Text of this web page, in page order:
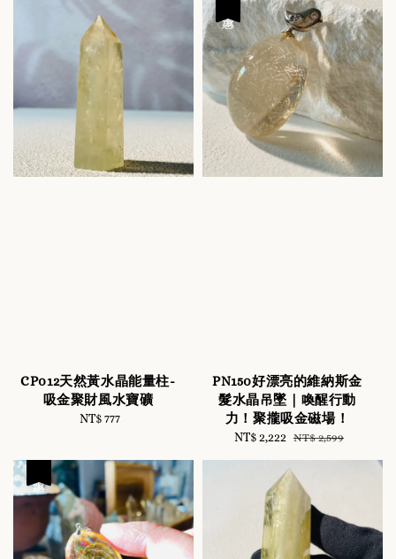
CP012天然黃水晶能量柱-
吸金聚財風水寶礦
Regular
NT$ 777
PN150好漂亮的維納斯金
髮水晶吊墜｜喚醒行動
力！聚攏吸金磁場！
Sale
NT$ 2,222 Regular
NT$ 2,599